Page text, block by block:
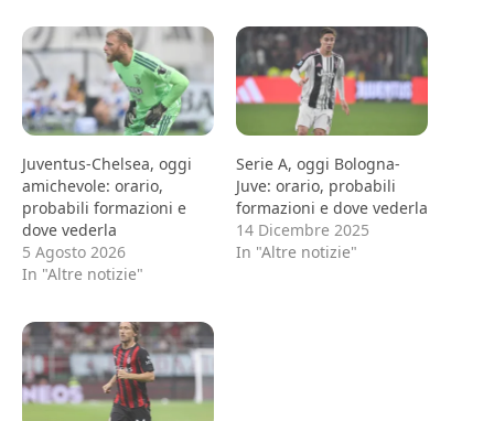
Juventus-Chelsea, oggi
amichevole: orario,
probabili formazioni e
dove vederla
5 Agosto 2026
In "Altre notizie"
Serie A, oggi Bologna-
Juve: orario, probabili
formazioni e dove vederla
14 Dicembre 2025
In "Altre notizie"